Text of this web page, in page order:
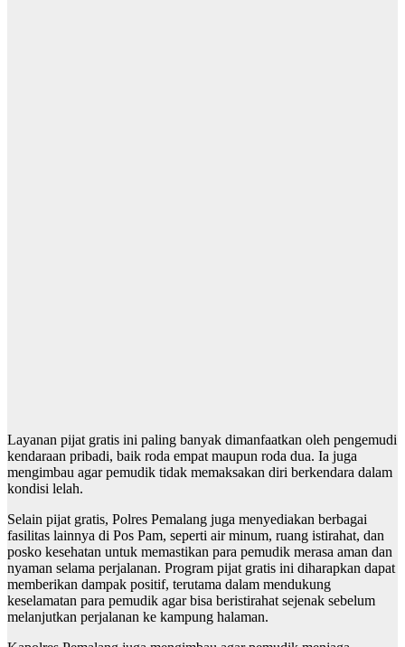
Layanan pijat gratis ini paling banyak dimanfaatkan oleh pengemudi
kendaraan pribadi, baik roda empat maupun roda dua. Ia juga
mengimbau agar pemudik tidak memaksakan diri berkendara dalam
kondisi lelah.
Selain pijat gratis, Polres Pemalang juga menyediakan berbagai
fasilitas lainnya di Pos Pam, seperti air minum, ruang istirahat, dan
posko kesehatan untuk memastikan para pemudik merasa aman dan
nyaman selama perjalanan. Program pijat gratis ini diharapkan dapat
memberikan dampak positif, terutama dalam mendukung
keselamatan para pemudik agar bisa beristirahat sejenak sebelum
melanjutkan perjalanan ke kampung halaman.